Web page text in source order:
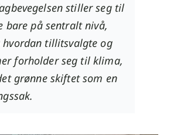
stiller seg til
bare på sentralt nivå,
hvordan tillitsvalgte og
forholder seg til klima,
grønne skiftet som en